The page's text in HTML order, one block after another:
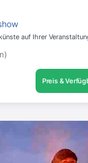
auf Ihrer
Preis &